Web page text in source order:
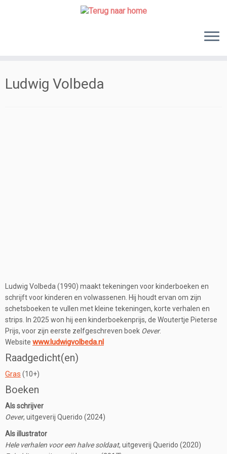
Ludwig Volbeda
Ludwig Volbeda (1990) maakt tekeningen voor kinderboeken en
schrijft voor kinderen en volwassenen. Hij houdt ervan om zijn
schetsboeken te vullen met kleine tekeningen, korte verhalen en
strips. In 2025 won hij een kinderboekenprijs, de Woutertje Pieterse
Prijs, voor zijn eerste zelfgeschreven boek Oever.
Website www.ludwigvolbeda.nl
Raadgedicht(en)
Gras (10+)
Boeken
Als schrijver
Oever, uitgeverij Querido (2024)
Als illustrator
Hele verhalen voor een halve soldaat, uitgeverij Querido (2020)